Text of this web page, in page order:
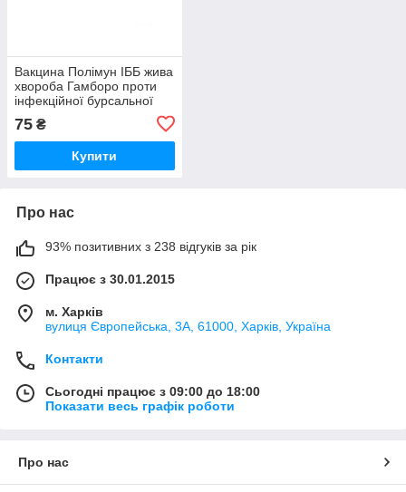
Вакцина Полімун ІББ жива
хвороба Гамборо проти
інфекційної бурсальної
50 доз БТЛ
75 ₴
Купити
Про нас
93% позитивних з 238 відгуків за рік
Працює з 30.01.2015
м. Харків
вулиця Європейська, 3А, 61000, Харків, Україна
Контакти
Сьогодні працює з 09:00 до 18:00
Показати весь графік роботи
Про нас